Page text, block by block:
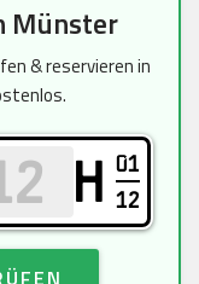
Münster
& reservieren in
H 01
12